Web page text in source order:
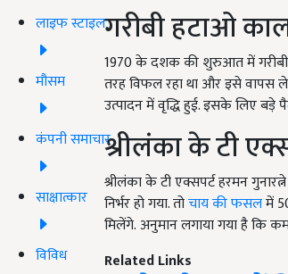
लाइफ स्टाइल
मौसम
कंपनी समाचार
साक्षात्कार
विविध
गरीबी हटाओ
1970 के दशक की शुरुआत में गरीबी
तरह विफल रहा था और इसे वापस
उत्पादन में वृद्धि हुई. इसके लिए बड़े
श्रीलंका के टी
श्रीलंका के टी एक्सपर्ट हरमन
निर्भर हो गया. तोचाय की फसलमें
मिलेंगे. अनुमान लगाया गया है कि
Related Links